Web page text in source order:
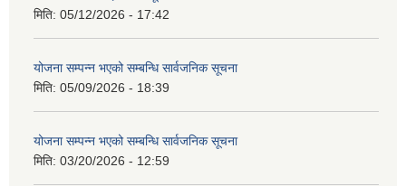
मिति: 05/12/2026 - 17:42
योजना सम्पन्न भएको सम्बन्धि सार्वजनिक सूचना
मिति: 05/09/2026 - 18:39
योजना सम्पन्न भएको सम्बन्धि सार्वजनिक सूचना
मिति: 03/20/2026 - 12:59